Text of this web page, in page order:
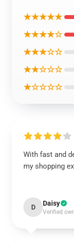
★★★★★
★★★★☆
★★★☆☆
★★☆☆☆
★☆☆☆☆
With fast and
my shopping
D Daisy
Verified